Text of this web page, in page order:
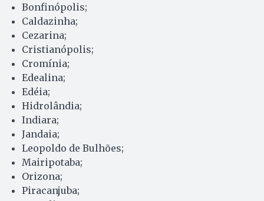
Bonfinópolis;
Caldazinha;
Cezarina;
Cristianópolis;
Cromínia;
Edealina;
Edéia;
Hidrolândia;
Indiara;
Jandaia;
Leopoldo de Bulhões;
Mairipotaba;
Orizona;
Piracanjuba;